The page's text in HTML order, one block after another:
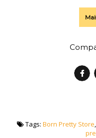
Tags: Born Pretty Store,